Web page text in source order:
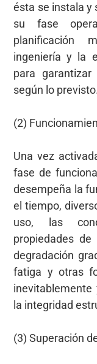
ésta se instala y
su fase
planificación
ingeniería y la
para
según lo
(2)
Una vez
fase de
desempeña la
el tiempo,
uso, las
propiedades
degradación
fatiga y otras
la integridad
(3) Superación